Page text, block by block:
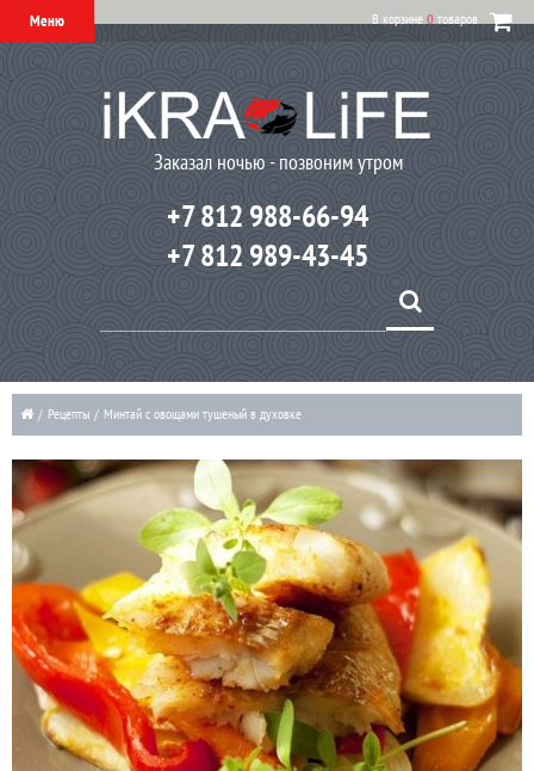
Меню В корзине 0 товаров
Заказал ночью - позвоним утром
+7 812 988-66-94
+7 812 989-43-45
/ Рецепты / Минтай с овощами тушеный в духовке